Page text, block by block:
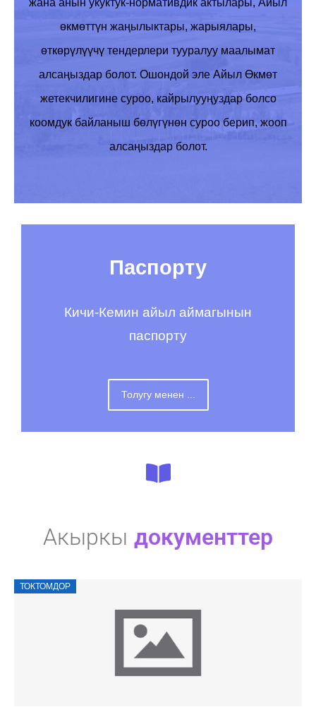
жана анын укуктук-нормативдик актылары, Айыл
өкмөттүн жаңылыктары, жарыялары,
өткөрүлүүчү тендерлери тууралуу маалымат
алсаңыздар болот. Ошондой эле Айыл Өкмөт
жетекчилигине суроо, кайрылууңуздар болсо
коомдук байланыш бөлүгүнөн суроо берип, жооп
алсаңыздар болот.
Паспорту
Кичи-Кемин айыл аймагынын
паспорту
Толугу менен ...
Акыркы документтер
ТОКТОМДОР